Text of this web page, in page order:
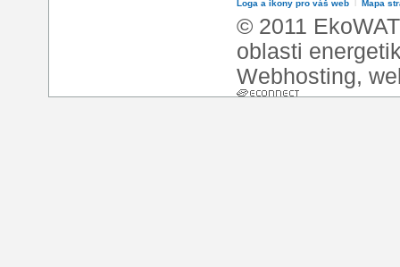
Loga a ikony pro váš web Mapa
© 2011
oblasti
Webhosting,